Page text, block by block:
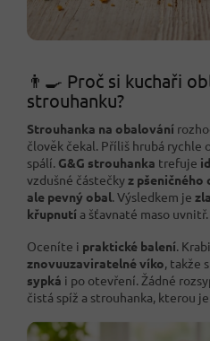
👨‍🍳 Proč si kuchaři
strouhanku?
Strouhanka na obalování
člověk čekal. Příliš hrubá rychle
spálí. G&G strouhanka trefuje
vzdušné částečkyz pšeničného
ale pevný obal. Výsledkem je
křupnutí a šťavnaté maso uvnitř.
Oceníte i praktické balení.
znovuuzaviratelné víko, takže
sypká i po otevření. Žádné
čistá spíž a strouhanka, kterou